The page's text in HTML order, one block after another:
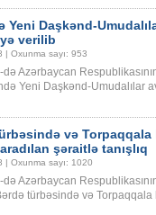
Yeni Daşkənd-
verilib
| Oxunma sayı: 953
də Azərbaycan
Yeni Daşkənd-Umudalılar
və
şəraitlə tanışlıq
| Oxunma sayı: 1020
də Azərbaycan
türbəsində və Torpaqqala